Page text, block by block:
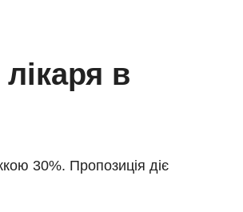
в
30%. Пропозиція діє